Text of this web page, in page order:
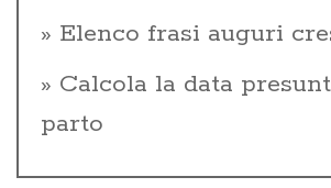
Elenco frasi auguri
Calcola la data
parto